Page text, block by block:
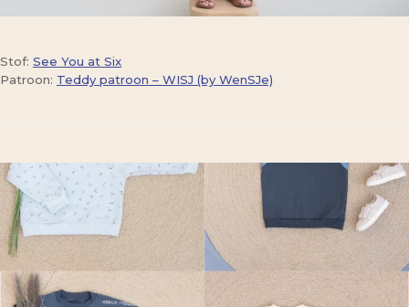
Stof: See You at Six
Patroon: Teddy patroon – WISJ (by WenSJe)